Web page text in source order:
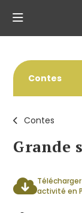
Contes
Grande
Contes
activité en